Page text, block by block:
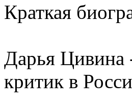
Краткая
Дарья Цивина
критик в